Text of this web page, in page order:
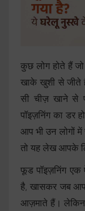
कुछ लोग होते हैं जो
खाके खुशी से जीते
सी चीज़ खाने से
पॉइज़निंग का डर
आप भी उन लोगों
तो यह लेख आपके
फूड पॉइज़निंग एक
है, खासकर जब आप
आज़माते हैं। लेकिन